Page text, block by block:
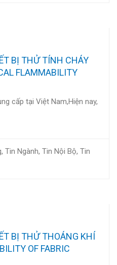
BỊ THỬ TÍNH CHÁY
FLAMMABILITY
cấp tại Việt Nam,Hiện nay,
, Tin Ngành, Tin Nội Bộ, Tin
BỊ THỬ THOÁNG KHÍ
OF FABRIC